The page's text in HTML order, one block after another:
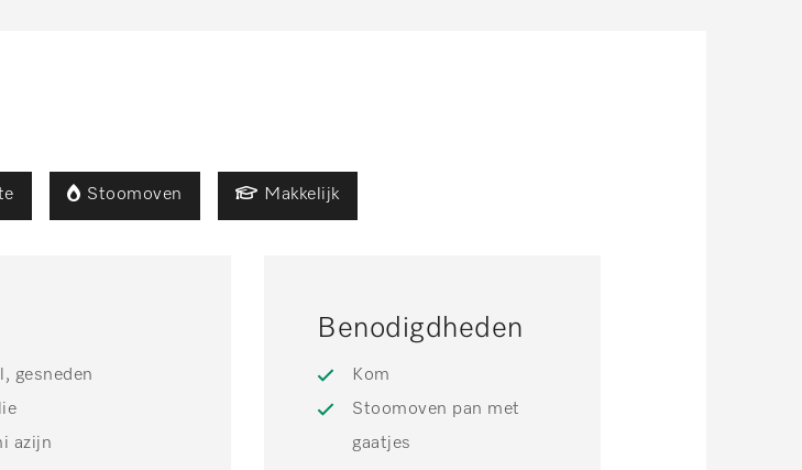
Stoomoven Makkelijk
gesneden
azijn
Benodigdheden
Kom
Stoomoven pan met
gaatjes